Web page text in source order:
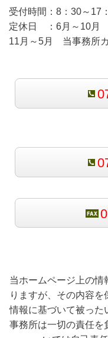
受付時間： 8：30～17
定休日 ： 6月～10月
11月～5月 当事務所
当ホームページ上の情
りますが、その内容
情報に基づいて被った
事務所は一切の責任を